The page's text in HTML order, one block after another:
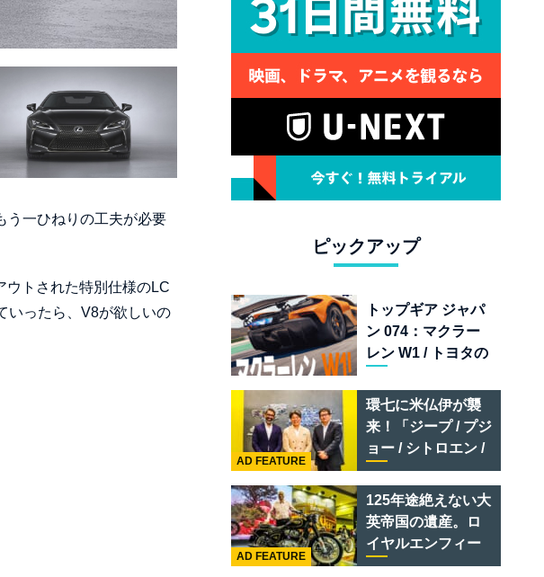
う一ひねりの工夫が必要
トされた特別仕様のLC
いったら、V8が欲しいの
極の人馬一体
ピックアップ
トップギア ジャパ
ン 074：マクラー
レン W1 / トヨタの
ー戦略 /フェラーリ
849 テスタロッサ /
テメラリオ /ベント
レー スーパースポ
ーツ
環七に米仏伊が襲
来！「ジープ / プジ
ョー / シトロエン /
フィアット / アバル
ト足立」はクルマ
のセレクトショッ
プである
AD FEATURE
125年途絶えない大
英帝国の遺産。ロ
イヤルエンフィー
ルド責任者に訊
AD FEATURE